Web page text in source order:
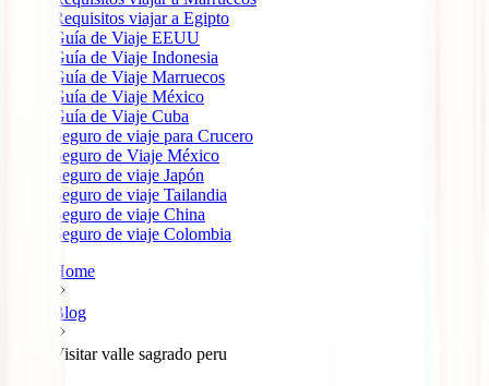
Requisitos viajar a Egipto
Guía de Viaje EEUU
Guía de Viaje Indonesia
Guía de Viaje Marruecos
Guía de Viaje México
Guía de Viaje Cuba
Seguro de viaje para Crucero
Seguro de Viaje México
Seguro de viaje Japón
Seguro de viaje Tailandia
Seguro de viaje China
Seguro de viaje Colombia
Home
Blog
Visitar valle sagrado peru